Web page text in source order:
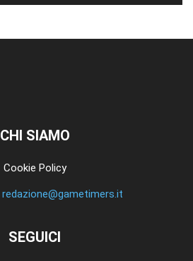
CHI SIAMO
Cookie Policy
redazione@gametimers.it
SEGUICI